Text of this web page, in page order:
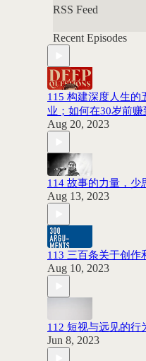
RSS Feed
Recent Episodes
115 构建深度人生的
业；如何在30岁前赚
Aug 20, 2023
114 故事的力量，少
Aug 13, 2023
113 三百条关于创作
Aug 10, 2023
112 短视与远见的行
Jun 8, 2023